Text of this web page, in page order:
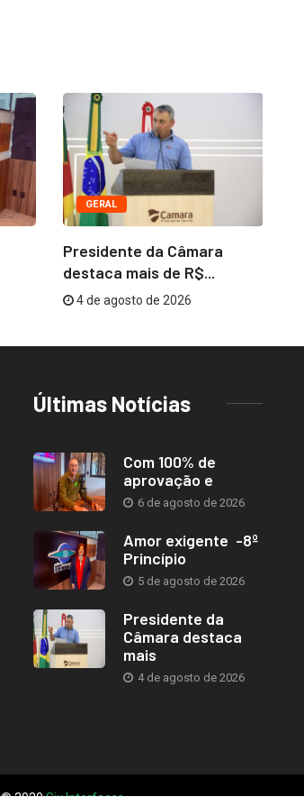
GERAL
Presidente da Câmara
destaca mais de R$...
4 de agosto de 2026
Últimas Notícias
Com 100% de
aprovação e
6 de agosto de 2026
Amor exigente -8º
Princípio
5 de agosto de 2026
Presidente da
Câmara destaca
mais
4 de agosto de 2026
© 2020Six Interfaces